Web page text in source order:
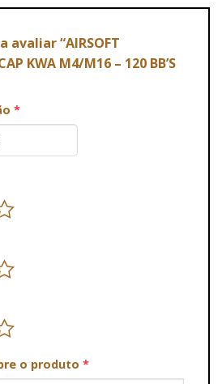
avaliar “AIRSOFT
KWA M4/M16 – 120 BB’S
*
o produto *